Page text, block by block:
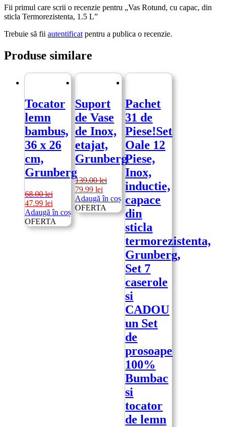
Fii primul care scrii o recenzie pentru „Vas Rotund, cu capac, din
sticla Termorezistenta, 1.5 L”
Trebuie să fii autentificat pentru a publica o recenzie.
Produse similare
Tocator
lemn
bambus,
36 x 26
cm,
Grunberg
68.00lei
Prețul
inițial
a
fost:
47.99 lei
curent
este:
47.99 lei.
Adaugă în coș
OFERTA
Suport
de Vase
de Inox,
etajat,
Grunberg
139.00lei
Prețul
inițial
a
fost:
79.99lei
curent
este:
79.99 lei.
Adaugă în coș
OFERTA
Pachet
31 de
Piese!Set
Oale 12
Piese,
Inox,
inductie,
capace
din
sticla
termorezistenta,
Grunberg,
Set 7
caserole
si
CADOU
un Set
de
prosoape
100%
Bumbac
si
tocator
de lemn